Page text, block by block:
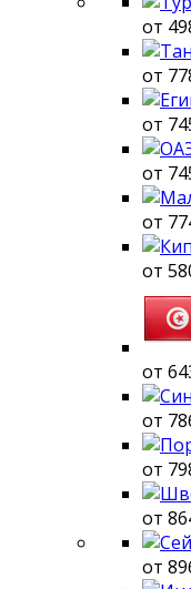
от
от
от
от
от
от
от
от
от
от
от